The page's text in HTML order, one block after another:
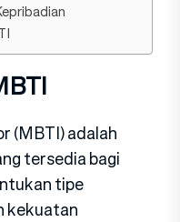
(MBTI) adalah
tersedia bagi
tipe
kekuatan